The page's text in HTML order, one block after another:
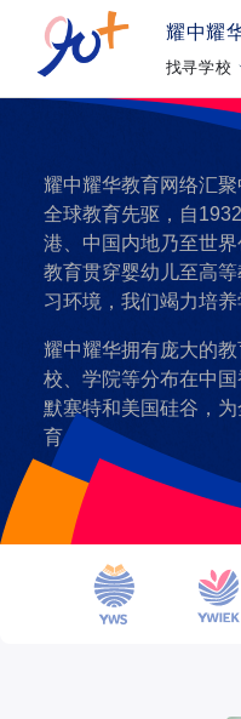
耀中耀
找寻学校
耀中耀华教育网络汇
全球教育先驱，自
港、中国内地乃至世
教育贯穿婴幼儿至高
习环境，我们竭力培养
耀中耀华拥有庞大的
校、学院等分布在中
默塞特和美国硅谷，
育。